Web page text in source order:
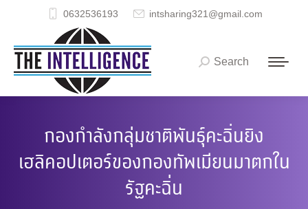
0632536193 intsharing321@gmail.com
Search:
Search
กองกำลังกลุ่มชาติพันธุ์คะฉิ่นยิง
เฮลิคอปเตอร์ของกองทัพเมียนมาตกใน
รัฐคะฉิ่น